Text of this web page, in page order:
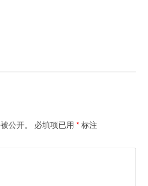
公开。
必填项已用 *标注